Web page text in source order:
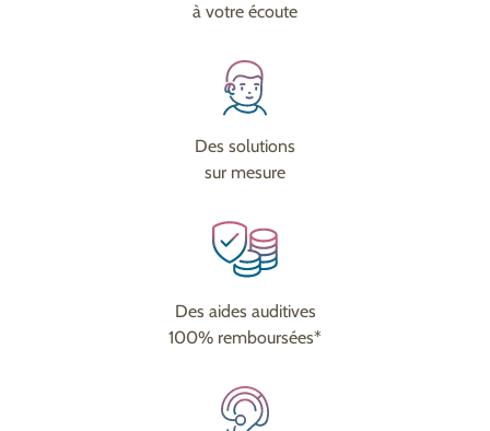
à votre écoute
Des solutions
sur mesure
Des aides auditives
100% remboursées*